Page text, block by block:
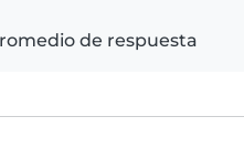
de respuesta